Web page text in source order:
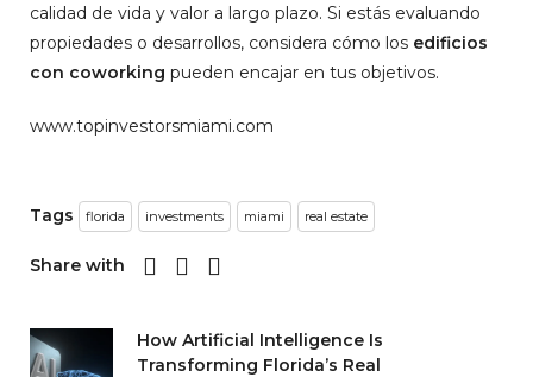
calidad de vida y valor a largo plazo. Si estás evaluando
propiedades o desarrollos, considera cómo los edificios
con coworking pueden encajar en tus objetivos.
www.topinvestorsmiami.com
Tags florida investments miami real estate
Share with
How Artificial Intelligence Is
Transforming Florida’s Real